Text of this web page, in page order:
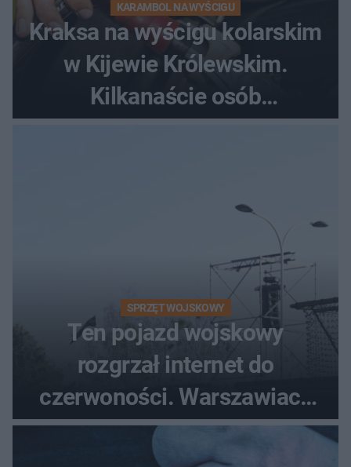
KARAMBOL NA WYŚCIGU
Kraksa na wyścigu kolarskim
w Kijewie Królewskim.
Kilkanaście osób
SPRZĘT WOJSKOWY
Ten pojazd wojskowy
rozgrzał internet do
czerwoności. Warszawiacy
pytali, czy to Mad Max!